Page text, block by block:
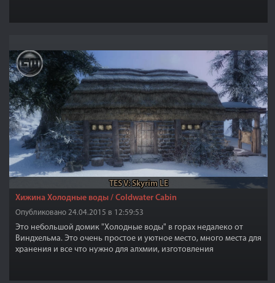
TES V: Skyrim LE
Хижина Холодные воды / Coldwater Cabin
Опубликовано 24.04.2015 в 12:59:53
Это небольшой домик "Холодные воды" в горах недалеко от
Виндхельма. Это очень простое и уютное место, много места для
хранения и все что нужно для алхмии, изготовления